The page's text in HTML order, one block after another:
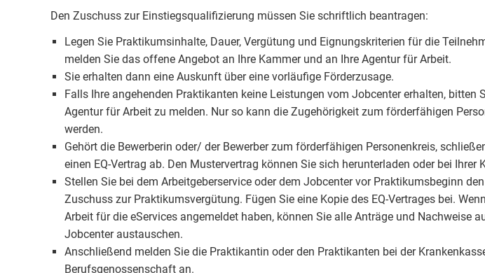
Den Zuschuss zur Einstiegsqualifizierung müssen Sie schriftlich beantragen:
Legen Sie Praktikumsinhalte, Dauer, Vergütung und Eignungskriterien für die
melden Sie das offene Angebot an Ihre Kammer und an Ihre Agentur für Arbeit.
Sie erhalten dann eine Auskunft über eine vorläufige Förderzusage.
Falls Ihre angehenden Praktikanten keine Leistungen vom Jobcenter erhalten, bitten
Agentur für Arbeit zu melden. Nur so kann die Zugehörigkeit zum förderfähigen
werden.
Gehört die Bewerberin oder/ der Bewerber zum förderfähigen Personenkreis,
einen EQ-Vertrag ab. Den Mustervertrag können Sie sich herunterladen oder bei Ihrer
Stellen Sie bei dem Arbeitgeberservice oder dem Jobcenter vor Praktikumsbeginn
Zuschuss zur Praktikumsvergütung. Fügen Sie eine Kopie des EQ-Vertrages bei.
Arbeit für die eServices angemeldet haben, können Sie alle Anträge und Nachweise
Jobcenter austauschen.
Anschließend melden Sie die Praktikantin oder den Praktikanten bei der
Berufsgenossenschaft an.